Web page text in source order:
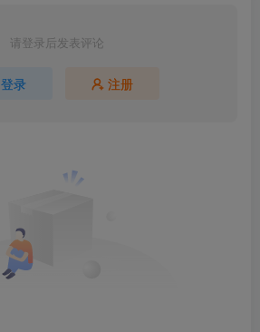
请登录后发表评论
登录 注册